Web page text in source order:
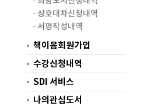
상호대차신청내역
서평작성내역
책이음회원가입
수강신청내역
SDI 서비스
나의관심도서